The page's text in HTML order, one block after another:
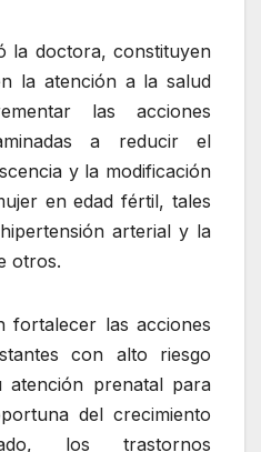
la doctora, constituyen
la atención a la salud
las acciones
a reducir el
y la modificación
en edad fértil, tales
arterial y la
otros.
fortalecer las acciones
con alto riesgo
atención prenatal para
del crecimiento
los trastornos